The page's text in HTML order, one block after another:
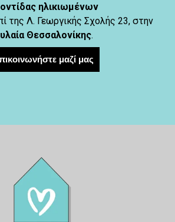
ηλικιωμένων
της Λ. Γεωργικής Σχολής 23, στην
Θεσσαλονίκης.
μαζί μας